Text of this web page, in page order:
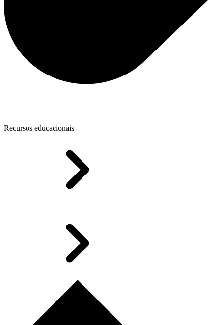
Recursos educacionais